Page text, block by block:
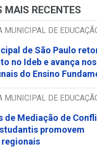
MAIS RECENTES
MUNICIPAL DE
de São Paulo
no Ideb e avança
do Ensino
MUNICIPAL DE
de Mediação de
promovem